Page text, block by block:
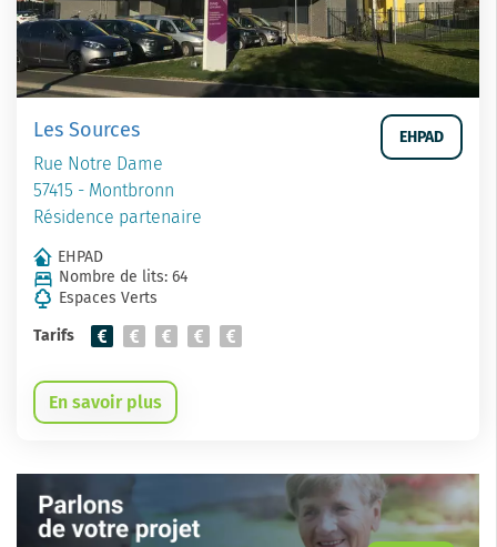
Les Sources
Rue Notre Dame
57415 - Montbronn
Résidence partenaire
EHPAD
EHPAD
Nombre de lits: 64
Espaces Verts
Tarifs
En savoir plus